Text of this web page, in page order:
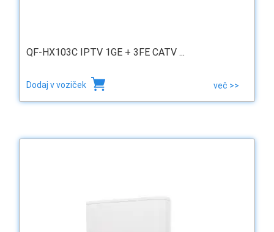
QF-HX103C IPTV 1GE + 3FE CATV ...
Dodaj v voziček več >>